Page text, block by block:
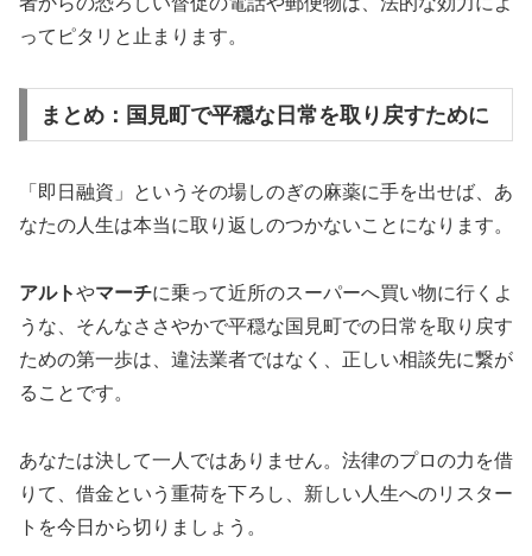
ってピタリと止まります。
まとめ：国見町で平穏な日常を取り戻すために
「即日融資」というその場しのぎの麻薬に手を出せば、あ
なたの人生は本当に取り返しのつかないことになります。
アルトやマーチに乗って近所のスーパーへ買い物に行くよ
うな、そんなささやかで平穏な国見町での日常を取り戻す
ための第一歩は、違法業者ではなく、正しい相談先に繋が
ることです。
あなたは決して一人ではありません。法律のプロの力を借
りて、借金という重荷を下ろし、新しい人生へのリスター
トを今日から切りましょう。